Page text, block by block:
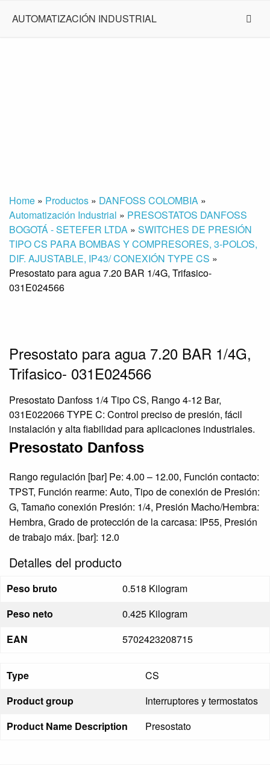
AUTOMATIZACIÓN INDUSTRIAL
Home » Productos » DANFOSS COLOMBIA »
Automatización Industrial » PRESOSTATOS DANFOSS
BOGOTÁ - SETEFER LTDA » SWITCHES DE PRESIÓN
TIPO CS PARA BOMBAS Y COMPRESORES, 3-POLOS,
DIF. AJUSTABLE, IP43/ CONEXIÓN TYPE CS »
Presostato para agua 7.20 BAR 1/4G, Trifasico-
031E024566
Presostato para agua 7.20 BAR 1/4G,
Trifasico- 031E024566
Presostato Danfoss 1/4 Tipo CS, Rango 4-12 Bar,
031E022066 TYPE C: Control preciso de presión, fácil
instalación y alta fiabilidad para aplicaciones industriales.
Presostato Danfoss
Rango regulación [bar] Pe: 4.00 – 12.00, Función contacto:
TPST, Función rearme: Auto, Tipo de conexión de Presión:
G, Tamaño conexión Presión: 1/4, Presión Macho/Hembra:
Hembra, Grado de protección de la carcasa: IP55, Presión
de trabajo máx. [bar]: 12.0
Detalles del producto
Peso bruto
0.518 Kilogram
Peso neto
0.425 Kilogram
EAN
5702423208715
Type
CS
Product group
Interruptores y termostatos
Product Name Description
Presostato